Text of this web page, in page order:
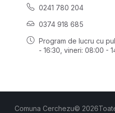
0241 780 204
0374 918 685
Program de lucru cu
- 16:30 , vineri: 08:00 -
Comuna Cerchezu© 2026